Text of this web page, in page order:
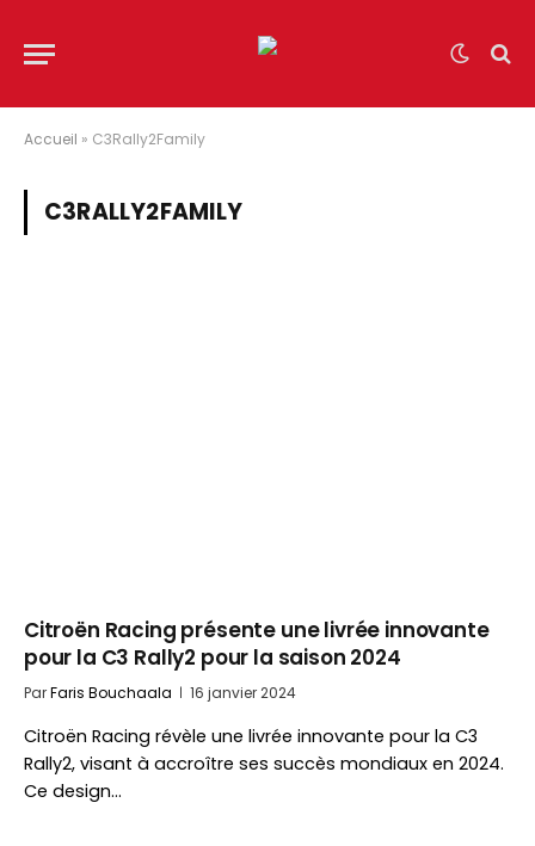
Accueil » C3Rally2Family
C3RALLY2FAMILY
Citroën Racing présente une livrée innovante
pour la C3 Rally2 pour la saison 2024
ParFaris Bouchaala 16 janvier 2024
Citroën Racing révèle une livrée innovante pour la C3
Rally2, visant à accroître ses succès mondiaux en 2024.
Ce design…